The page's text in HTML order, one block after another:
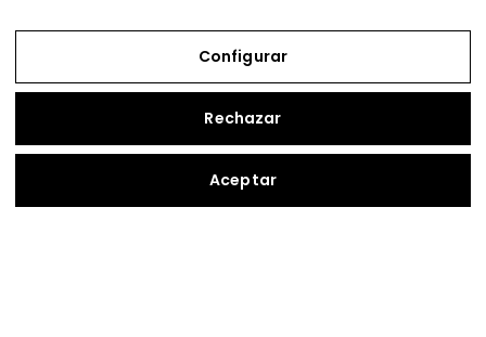
Ejea de los Caballeros (Zaragoza)
vivienda@adefo.com+34 976 67 72 72
Copyright © 2026 | Vive en Cinco Villas
Configurar
Rechazar
Aceptar